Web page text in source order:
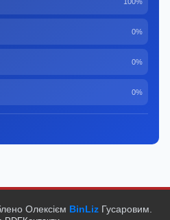
0%
0%
0%
Олексієм BinLiz Гусаровим.